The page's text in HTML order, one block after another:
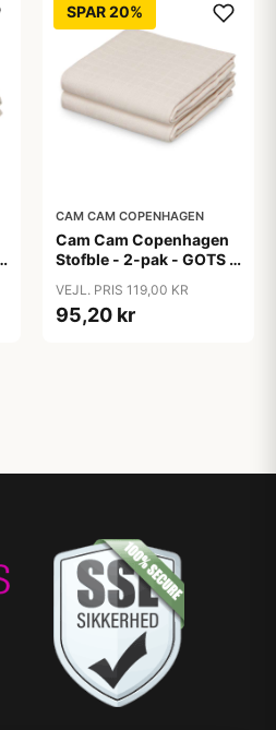
SPAR 20%
CAM CAM COPENHAGEN
Cam Cam Copenhagen
Stofble - 2-pak - GOTS -
VEJL. PRIS 119,00 KR
95,20 kr